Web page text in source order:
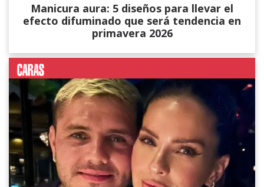
Manicura aura: 5 diseños para llevar el
efecto difuminado que será tendencia en
primavera 2026